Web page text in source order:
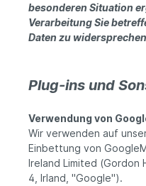
besonderen Situation
Verarbeitung Sie
Daten zu
Plug-ins und
Verwendung von
Wir verwenden auf
Einbettung von
Ireland Limited (Gordon
4, Irland, "Google").